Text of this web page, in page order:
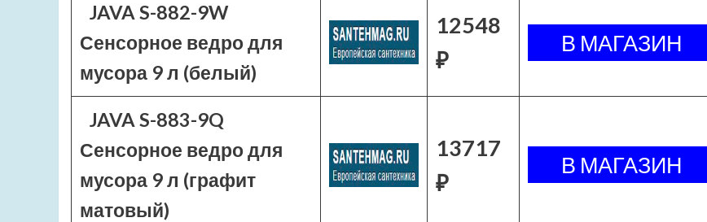
JAVA S-882-9W
Сенсорное ведро для
мусора 9 л (белый)
12548
₽
JAVA S-883-9Q
Сенсорное ведро для
мусора 9 л (графит
матовый)
13717
₽